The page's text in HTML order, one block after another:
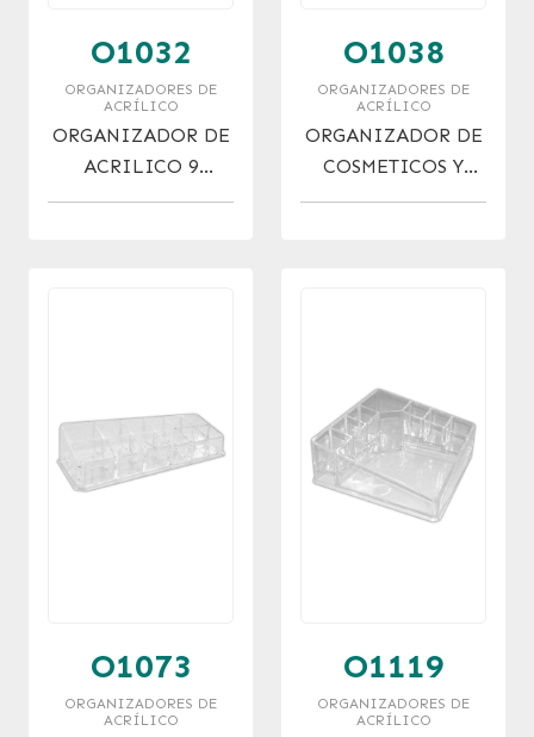
O1032
ORGANIZADORES DE
ACRÍLICO
ORGANIZADOR DE
ACRILICO 9
DIVISIONES.
O1038
ORGANIZADORES DE
ACRÍLICO
ORGANIZADOR DE
COSMETICOS Y
PINCELES (8x18x7)
O1073
ORGANIZADORES DE
ACRÍLICO
O1119
ORGANIZADORES DE
ACRÍLICO